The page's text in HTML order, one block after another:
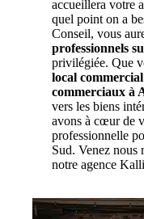
accueillera votre
quel point on a
Conseil, vous
professionnels
privilégiée. Que
local
commerciaux à
vers les biens
avons à cœur de
professionnelle
Sud. Venez nous
notre agence